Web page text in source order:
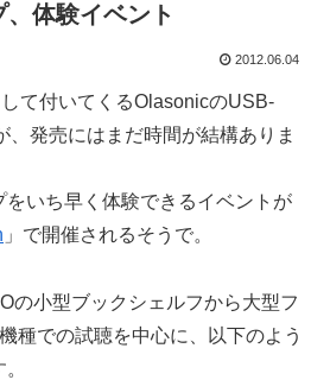
体験イベント
2012.06.04
て付いてくるOlasonicのUSB-
、発売にはまだ時間が結構ありま
をいち早く体験できるイベントが
」で開催されるそうで。
の小型ブックシェルフから大型フ
種での試聴を中心に、以下のよう